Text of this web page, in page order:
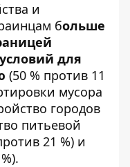
и
больше
для
(50 % против 11
мусора
городов
питьевой
21 %) и